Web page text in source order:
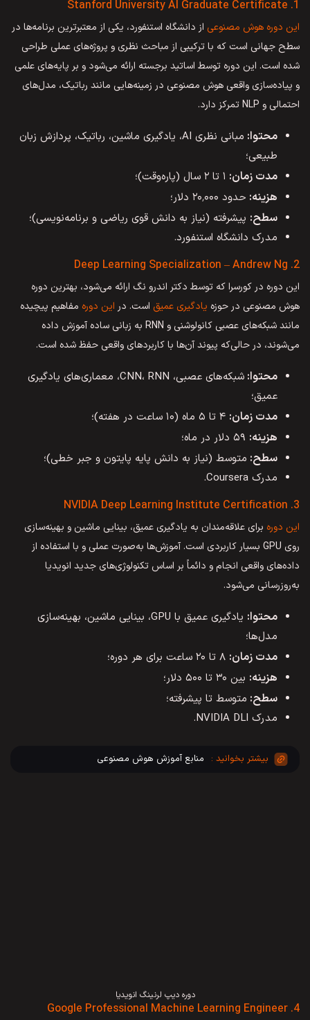
1. Stanford University AI Graduate Certificate
این دوره هوش مصنوعی از دانشگاه استنفورد، یکی از معتبرترین برنامه‌ها در
سطح جهانی است که با ترکیبی از مباحث نظری و پروژه‌های عملی طراحی
شده است. این دوره توسط اساتید برجسته ارائه می‌شود و بر پایه‌های علمی
و پیاده‌سازی واقعی هوش مصنوعی در زمینه‌هایی مانند رباتیک، مدل‌های
احتمالی و NLP تمرکز دارد.
محتوا:
مبانی نظری AI، یادگیری ماشین، رباتیک، پردازش زبان
طبیعی؛
مدت زمان: ۱ تا ۲ سال (پاره‌وقت)؛
هزینه: حدود ۲۰٬۰۰۰ دلار؛
سطح: پیشرفته (نیاز به دانش قوی ریاضی و برنامه‌نویسی)؛
مدرک دانشگاه استنفورد.
2. Deep Learning Specialization – Andrew Ng
این دوره در کورسرا که توسط دکتر اندرو نگ ارائه می‌شود، بهترین دوره
هوش مصنوعی در حوزه یادگیری عمیق است. در این دوره مفاهیم پیچیده
مانند شبکه‌های عصبی کانولوشنی و RNN به زبانی ساده آموزش داده
می‌شوند، در حالی‌که پیوند آن‌ها با کاربردهای واقعی حفظ شده است.
محتوا:
شبکه‌های عصبی، CNN، RNN، معماری‌های یادگیری
عمیق؛
مدت زمان:
هزینه:
سطح: متوسط (نیاز به دانش پایه پایتون و جبر خطی)؛
مدرک Coursera.
3. NVIDIA Deep Learning Institute Certification
این دوره برای علاقه‌مندان به یادگیری عمیق، بینایی ماشین و بهینه‌سازی
روی GPU بسیار کاربردی است. آموزش‌ها به‌صورت عملی و با استفاده از
داده‌های واقعی انجام و دائماً بر اساس تکنولوژی‌های جدید انویدیا
به‌روزرسانی می‌شود.
محتوا:
یادگیری عمیق با GPU، بینایی ماشین، بهینه‌سازی
مدل‌ها؛
مدت زمان:
هزینه: بین ۳۰ تا ۵۰۰ دلار؛
سطح: متوسط تا پیشرفته؛
مدرک NVIDIA DLI.
منابع آموزش هوش مصنوعی
دوره دیپ لرنینگ انویدیا
4. Google Professional Machine Learning Engineer